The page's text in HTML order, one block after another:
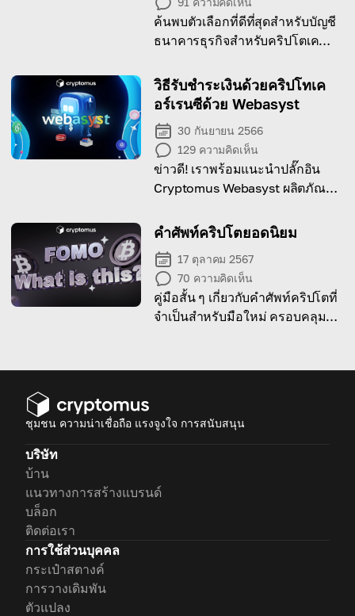
ค้นพบตัวเลือกที่ดีที่สุดสำหรับบัญชี
ธนาคารธุรกิจสำหรับคริปโตเค
วิธีรับชำระเงินด้วยคริปโทเค
อร์เรนซีด้วย Webasyst
30 กันยายน 2566
129 ความคิดเห็น
ข่าวดี! เราพร้อมแนะนำปลั๊กอิน
Cryptomus Webasyst ผลิตภัณฑ์
ของปลั๊กอินนี้และเริ่มรับชำระเงิน
คำศัพท์คริปโตยอดนิยม
17 ตุลาคม 2567
70 ความคิดเห็น
คู่มือสั้น ๆ เกี่ยวกับคำศัพท์คริปโตที่
จำเป็นสำหรับมือใหม่ ครอบคลุม
ชุมชน ความน่าเชื่อถือ แรงจูงใจ การสนับสนุน
บริษัท
บ้าน
แนวทางการสร้างแบรนด์
บล็อก
ติดต่อเรา
การใช้ส่วนบุคคล
กระเป๋าสตางค์
การวางเดิมพัน
ตัวแปลง